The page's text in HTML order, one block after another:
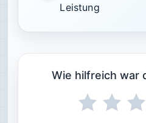
Leistung
Wie hilfreich war